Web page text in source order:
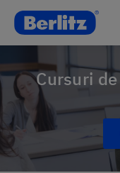
Romania
Cursuri